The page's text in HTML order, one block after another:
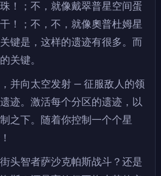
！；不，就像戴翠普星空间蛋
！；不，不，就像奧普杜姆星
键是，这样的遗迹有很多。而
关键。
并向太空发射 — 征服敌人的领
迹。激活每个分区的遗迹，以
之下。随着你控制一个个星
头智者萨沙克帕斯战斗？还是